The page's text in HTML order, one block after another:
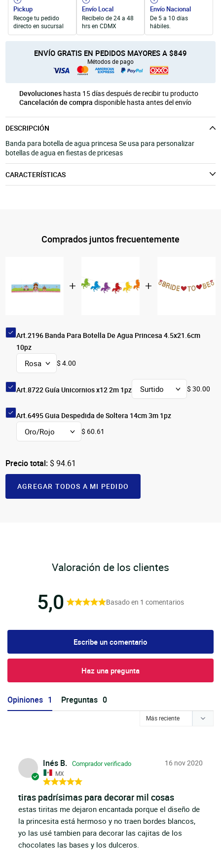
Unicel
Productos para Personalización
Velas y Portavelas
Quinqués
Manualidades Navideñas
Pickup
Recoge tu pedido
directo en sucursal
Envío Local
Recíbelo de 24 a 48
hrs en CDMX
Envío Nacional
De 5 a 10 días
hábiles.
ENVÍO GRATIS EN PEDIDOS MAYORES A $849
Métodos de pago
Devoluciones hasta 15 días después de recibir tu producto
Cancelación de compra disponible hasta antes del envío
DESCRIPCIÓN
Banda para botella de agua princesa Se usa para personalizar
botellas de agua en fiestas de pricesas
CARACTERÍSTICAS
Comprados juntos frecuentemente
Art.2196 Banda Para Botella De Agua Princesa 4.5x21.6cm
10pz
$ 4.00
Art.8722 Guía Unicornios x12 2m 1pz $ 30.00
Art.6495 Guia Despedida de Soltera 14cm 3m 1pz
$ 60.61
Precio total: $ 94.61
AGREGAR TODOS A MI PEDIDO
Valoración de los clientes
5,0 Basado en 1 comentarios
Escribe un comentario
Haz una pregunta
Opiniones Preguntas
16 nov 2020
Inés B.
MX
tiras padrísimas para decorar mil cosas
estas tiritas me dejaron encantada porque el diseño de
la princesita está hermoso y no traen bordes blancos,
yo las usé tambien para decorar las cajitas de los
chocolates las bases y los dulceros.
móvil